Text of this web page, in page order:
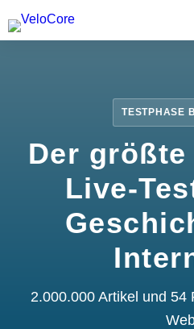
Partnerprogramm
TESTPHASE
Der
Live-
2.000.000 Artikel und 54